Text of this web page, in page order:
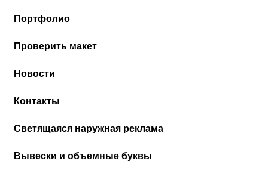
Портфолио
Проверить макет
Новости
Контакты
Cветящаяся наружная реклама
Вывески и объемные буквы